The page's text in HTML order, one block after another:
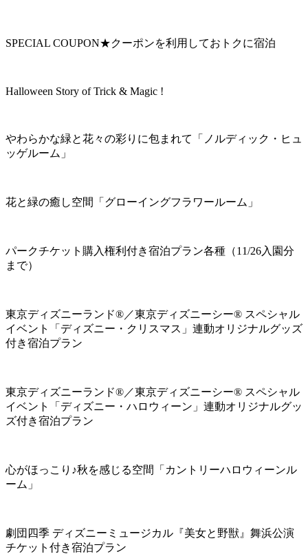
SPECIAL COUPON★クーポンを利用しておトクに宿泊
Halloween Story of Trick & Magic !
やわらかな緑と花々の彩りに包まれて「ノルディック・ヒュ
ッゲルーム」
花と緑の癒し空間「グローイングフラワールーム」
パークチケット購入権利付き宿泊プラン各種（11/26入園分
まで）
東京ディズニーランド®／東京ディズニーシー® スペシャル
イベント「ディズニー・クリスマス」連動オリジナルグッズ
付き宿泊プラン
東京ディズニーランド®／東京ディズニーシー® スペシャル
イベント「ディズニー・ハロウィーン」連動オリジナルグッ
ズ付き宿泊プラン
心がほっこり♪秋を感じる空間「カントリーハロウィーンル
ーム」
劇団四季 ディズニーミュージカル『美女と野獣』舞浜公演
チケット付き宿泊プラン